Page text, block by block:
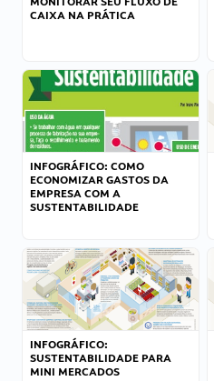
CAIXA NA PRÁTICA
INFOGRÁFICO: COMO
ECONOMIZAR GASTOS DA
EMPRESA COM A
SUSTENTABILIDADE
INFOGRÁFICO:
SUSTENTABILIDADE PARA
MINI MERCADOS